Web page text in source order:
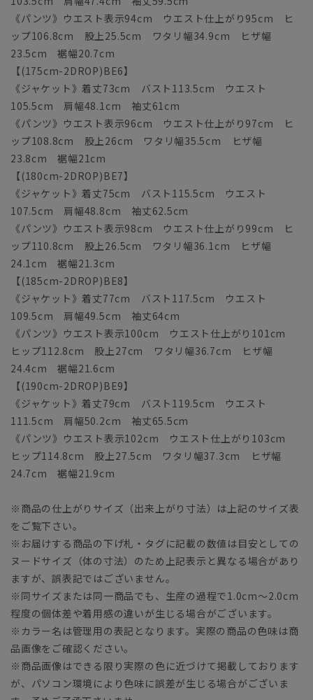
《パンツ》ウエスト表示94cm ウエスト仕上がり95cm ヒ
ップ106.8cm 股上25.5cm ワタリ幅34.9cm ヒザ幅
23.5cm 裾幅20.7cm
【(175cm-2DROP)BE6】
《ジャケット》着丈73cm バスト113.5cm ウエスト
105.5cm 肩幅48.1cm 袖丈61cm
《パンツ》ウエスト表示96cm ウエスト仕上がり97cm ヒ
ップ108.8cm 股上26cm ワタリ幅35.5cm ヒザ幅
23.8cm 裾幅21cm
【(180cm-2DROP)BE7】
《ジャケット》着丈75cm バスト115.5cm ウエスト
107.5cm 肩幅48.8cm 袖丈62.5cm
《パンツ》ウエスト表示98cm ウエスト仕上がり99cm ヒ
ップ110.8cm 股上26.5cm ワタリ幅36.1cm ヒザ幅
24.1cm 裾幅21.3cm
【(185cm-2DROP)BE8】
《ジャケット》着丈77cm バスト117.5cm ウエスト
109.5cm 肩幅49.5cm 袖丈64cm
《パンツ》ウエスト表示100cm ウエスト仕上がり101cm
ヒップ112.8cm 股上27cm ワタリ幅36.7cm ヒザ幅
24.4cm 裾幅21.6cm
【(190cm-2DROP)BE9】
《ジャケット》着丈79cm バスト119.5cm ウエスト
111.5cm 肩幅50.2cm 袖丈65.5cm
《パンツ》ウエスト表示102cm ウエスト仕上がり103cm
ヒップ114.8cm 股上27.5cm ワタリ幅37.3cm ヒザ幅
24.7cm 裾幅21.9cm
※商品の仕上がりサイズ（出来上がり寸法）は上記のサイズ表
をご覧下さい。
※お届けする商品の下げ札・タグに記載の数値は目安としての
ヌードサイズ（体の寸法）のため上記表示と異なる場合があり
ますが、誤表記ではございません。
※同サイズまたは同一商品でも、生産の過程で1.0cm～2.0cm
程度の個体差や着用感の違いが生じる場合がございます。
※カラー名は管理用の表記となります。実際の商品の色味は商
品画像をご確認ください。
※商品画像はできる限り実際の色に近づけて掲載しております
が、パソコン環境により色味に誤差が生じる場合がございま